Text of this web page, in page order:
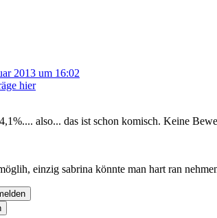
2013 um 16:02
hier
also... das ist schon komisch. Keine
einzig sabrina könnte man hart ran